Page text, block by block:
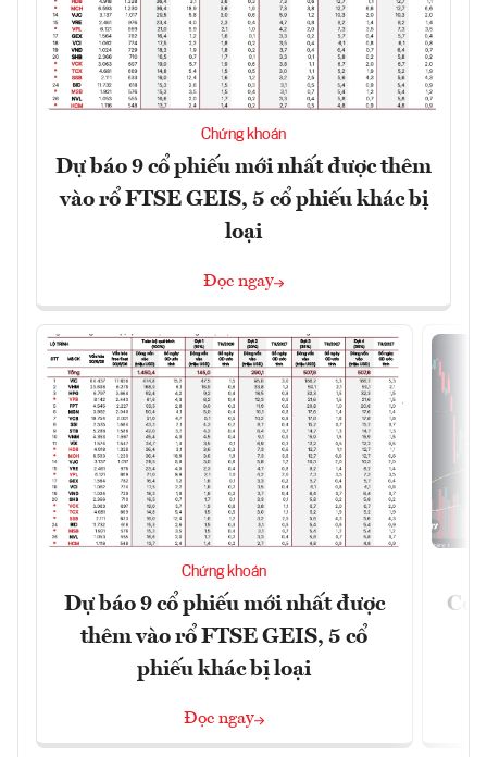
Chứng khoán
Dự báo 9 cổ phiếu mới nhất được thêm
vào rổ FTSE GEIS, 5 cổ phiếu khác bị
loại
Đọc ngay
Chứng khoán
Dự báo 9 cổ phiếu mới nhất được
thêm vào rổ FTSE GEIS, 5 cổ
phiếu khác bị loại
Đọc ngay
Có